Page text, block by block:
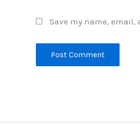
Save my name, email,